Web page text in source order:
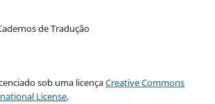
de Tradução
sob uma licençaCreative Commons
License.